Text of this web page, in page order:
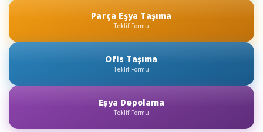
Parça Eşya Taşıma
Teklif Formu
Ofis Taşıma
Teklif Formu
Eşya Depolama
Teklif Formu